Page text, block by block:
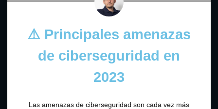
⚠️ Principales amenazas
de ciberseguridad en
2023
Las amenazas de ciberseguridad son cada vez más